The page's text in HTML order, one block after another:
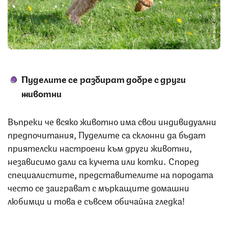
Снимка: iStock
Пуделите се разбират добре с други
животни
Въпреки че всяко животно има свои индивидуални
предпочитания, Пуделите са склонни да бъдат
приятелски настроени към други животни,
независимо дали са кучета или котки. Според
специалистите, представителите на породата
често се заиграват с мъркащите домашни
любимци и това е съвсем обичайна гледка!